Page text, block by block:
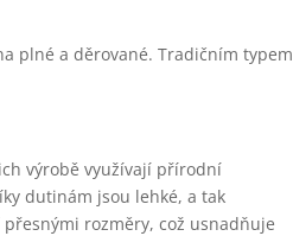
plné a děrované. Tradičním typem
výrobě využívají přírodní
dutinám jsou lehké, a tak
rozměry, což usnadňuje